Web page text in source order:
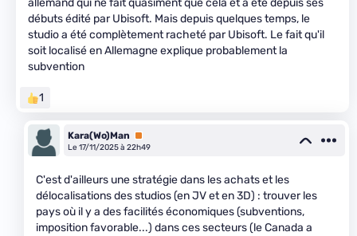
allemand qui ne fait quasiment que cela et a été depuis ses
débuts édité par Ubisoft. Mais depuis quelques temps, le
studio a été complètement racheté par Ubisoft. Le fait qu'il
soit localisé en Allemagne explique probablement la
subvention
1
Kara(Wo)Man
Premium
Le 17/11/2025 à 22h49
C'est d'ailleurs une stratégie dans les achats et les
délocalisations des studios (en JV et en 3D) : trouver les
pays où il y a des facilités économiques (subventions,
imposition favorable...) dans ces secteurs (le Canada a